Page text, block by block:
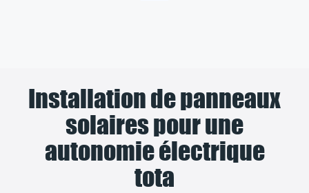
Installation de panneaux
solaires pour une
autonomie électrique
tota